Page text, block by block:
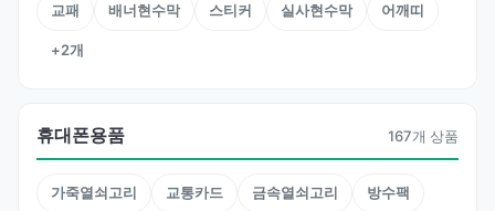
교패 배너현수막 스티커 실사현수막 어깨띠
+2개
휴대폰용품 167개 상품
가죽열쇠고리 교통카드 금속열쇠고리 방수팩